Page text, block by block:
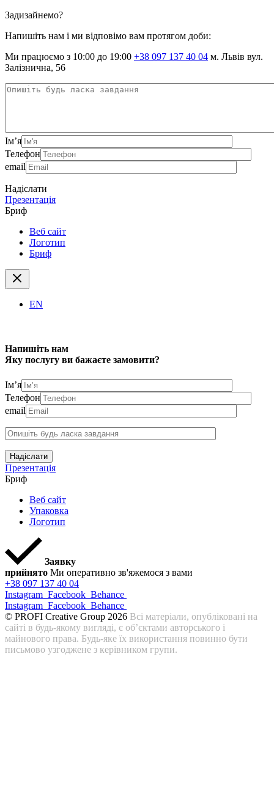
Задизайнемо?
Напишіть нам і ми відповімо вам протягом доби:
Ми працюємо з 10:00 до 19:00 +38 097 137 40 04 м. Львів вул.
Залізнична, 56
Ім’я
Телефон
email
Надіслати
Презентація
Бриф
Веб сайт
Логотип
Бриф
EN
Напишіть нам
Яку послугу ви бажаєте замовити?
Ім’я
Телефон
email
Надіслати
Презентація
Бриф
Веб сайт
Упаковка
Логотип
Заявку
прийнято Ми оперативно зв'яжемося з вами
+38 097 137 40 04
Instagram Facebook Behance
Instagram Facebook Behance
© PROFI Creative Group 2026 Всі матеріали, опубліковані на
сайті в будь-якому вигляді, є об’єктами авторського і
майнового права. Будь-яке їх використання повинно бути
письмово узгоджене з керівником групи.